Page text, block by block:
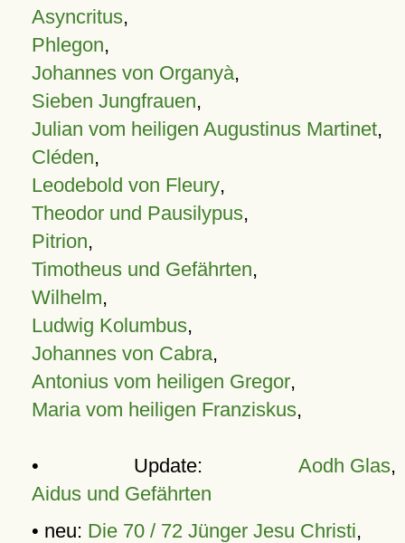
Asyncritus,
Phlegon,
Johannes von Organyà,
Sieben Jungfrauen,
Julian vom heiligen Augustinus Martinet,
Cléden,
Leodebold von Fleury,
Theodor und Pausilypus,
Pitrion,
Timotheus und Gefährten,
Wilhelm,
Ludwig Kolumbus,
Johannes von Cabra,
Antonius vom heiligen Gregor,
Maria vom heiligen Franziskus,
• Update: Aodh Glas,
Aidus und Gefährten
• neu: Die 70 / 72 Jünger Jesu Christi,